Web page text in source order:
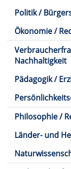
Politik /
Ökonomie /
Nachhaltigkeit
Pädagogik /
Philosophie /
Länder- und